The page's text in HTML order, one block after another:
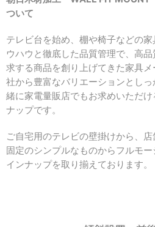
ついて
テレビ台を始め、棚や椅子などの
ウハウと徹底した品質管理で、高
求する商品を創り上げてきた家具
社から豊富なバリエーションとし
緒に家電量販店でもお求めいただ
ナップです。
ご自宅用のテレビの壁掛けから、
固定のシンプルなものからフルモ
インナップを取り揃えております。